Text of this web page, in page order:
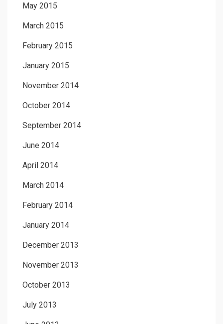
May 2015
March 2015
February 2015
January 2015
November 2014
October 2014
September 2014
June 2014
April 2014
March 2014
February 2014
January 2014
December 2013
November 2013
October 2013
July 2013